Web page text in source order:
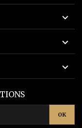


